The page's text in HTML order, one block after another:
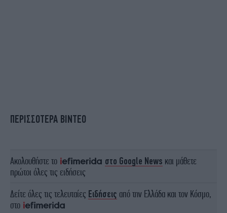
ΠΕΡΙΣΣΟΤΕΡΑ ΒΙΝΤΕΟ
Ακολουθήστε το στο Google News και μάθετε
πρώτοι όλες τις ειδήσεις
Δείτε όλες τις τελευταίες Ειδήσεις από την Ελλάδα και τον Κόσμο,
στο